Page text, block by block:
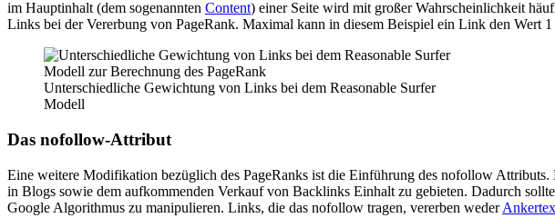
im Hauptinhalt (dem sogenannten Content) einer Seite wird mit großer Wahrscheinlichkeit
Links bei der Vererbung von PageRank. Maximal kann in diesem Beispiel ein Link den Wert 1
Unterschiedliche Gewichtung von Links bei dem Reasonable Surfer
Modell
Das nofollow-Attribut
Eine weitere Modifikation bezüglich des PageRanks ist die Einführung des nofollow
in Blogs sowie dem aufkommenden Verkauf von Backlinks Einhalt zu gebieten. Dadurch
Google Algorithmus zu manipulieren. Links, die das nofollow tragen, vererben weder